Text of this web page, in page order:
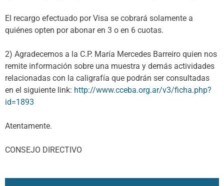
El recargo efectuado por Visa se cobrará solamente a
quiénes opten por abonar en 3 o en 6 cuotas.
2) Agradecemos a la C.P. María Mercedes Barreiro quien nos
remite información sobre una muestra y demás actividades
relacionadas con la caligrafía que podrán ser consultadas
en el siguiente link: http://www.cceba.org.ar/v3/ficha.php?
id=1893
Atentamente.
CONSEJO DIRECTIVO